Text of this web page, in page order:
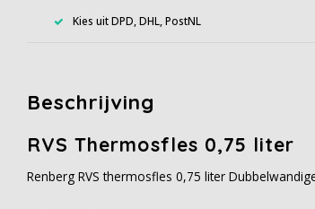
Kies uit DPD, DHL, PostNL
Beschrijving
RVS Thermosfles 0,75 liter
Renberg RVS thermosfles 0,75 liter